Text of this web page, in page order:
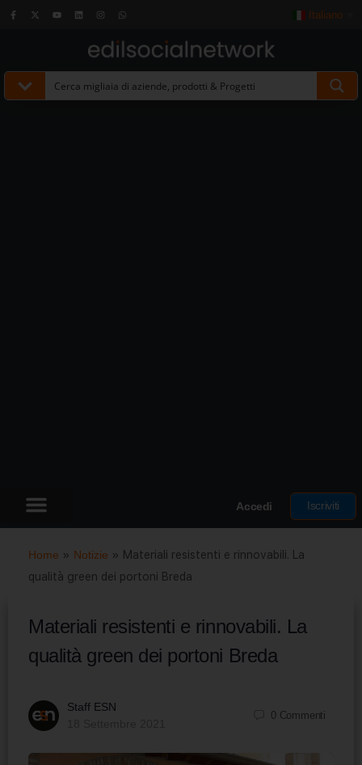
Italiano
Accedi Iscriviti
Home » Notizie » Materiali resistenti e rinnovabili. La
qualità green dei portoni Breda
Materiali resistenti e rinnovabili. La
qualità green dei portoni Breda
Staff ESN
0 Commenti